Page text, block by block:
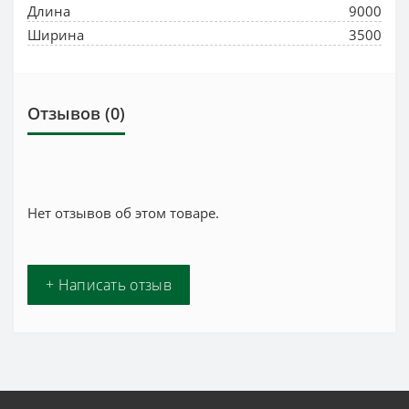
Длина
9000
Ширина
3500
Отзывов (0)
Нет отзывов об этом товаре.
+ Написать отзыв